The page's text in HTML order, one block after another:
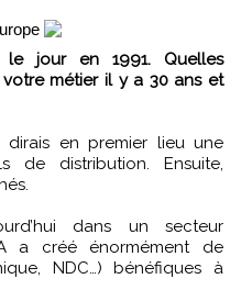
métier il y a 30 ans et
dirais en premier lieu une
de distribution. Ensuite,
dans un secteur
a créé énormément de
NDC…) bénéfiques à